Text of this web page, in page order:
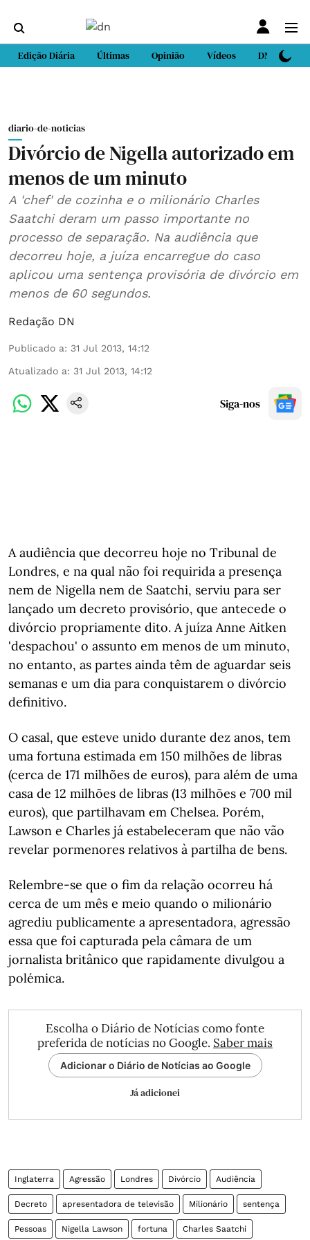
Edição Diária Últimas Opinião Vídeos DN Sport
diario-de-noticias
Divórcio de Nigella autorizado em
menos de um minuto
A 'chef' de cozinha e o milionário Charles
Saatchi deram um passo importante no
processo de separação. Na audiência que
decorreu hoje, a juíza encarregue do caso
aplicou uma sentença provisória de divórcio em
menos de 60 segundos.
Redação DN
Publicado a: 31 Jul 2013, 14:12
Atualizado a: 31 Jul 2013, 14:12
Siga-nos
A audiência que decorreu hoje no Tribunal de
Londres, e na qual não foi requirida a presença
nem de Nigella nem de Saatchi, serviu para ser
lançado um decreto provisório, que antecede o
divórcio propriamente dito. A juíza Anne Aitken
'despachou' o assunto em menos de um minuto,
no entanto, as partes ainda têm de aguardar seis
semanas e um dia para conquistarem o divórcio
definitivo.
O casal, que esteve unido durante dez anos, tem
uma fortuna estimada em 150 milhões de libras
(cerca de 171 milhões de euros), para além de uma
casa de 12 milhões de libras (13 milhões e 700 mil
euros), que partilhavam em Chelsea. Porém,
Lawson e Charles já estabeleceram que não vão
revelar pormenores relativos à partilha de bens.
Relembre-se que o fim da relação ocorreu há
cerca de um mês e meio quando o milionário
agrediu publicamente a apresentadora, agressão
essa que foi capturada pela câmara de um
jornalista britânico que rapidamente divulgou a
polémica.
Escolha o Diário de Notícias como fonte
preferida de notícias no Google. Saber mais
Adicionar o Diário de Notícias ao Google
Já adicionei
Inglaterra Agressão Londres Divórcio Audiência
Decreto apresentadora de televisão Milionário sentença
Pessoas Nigella Lawson fortuna Charles Saatchi